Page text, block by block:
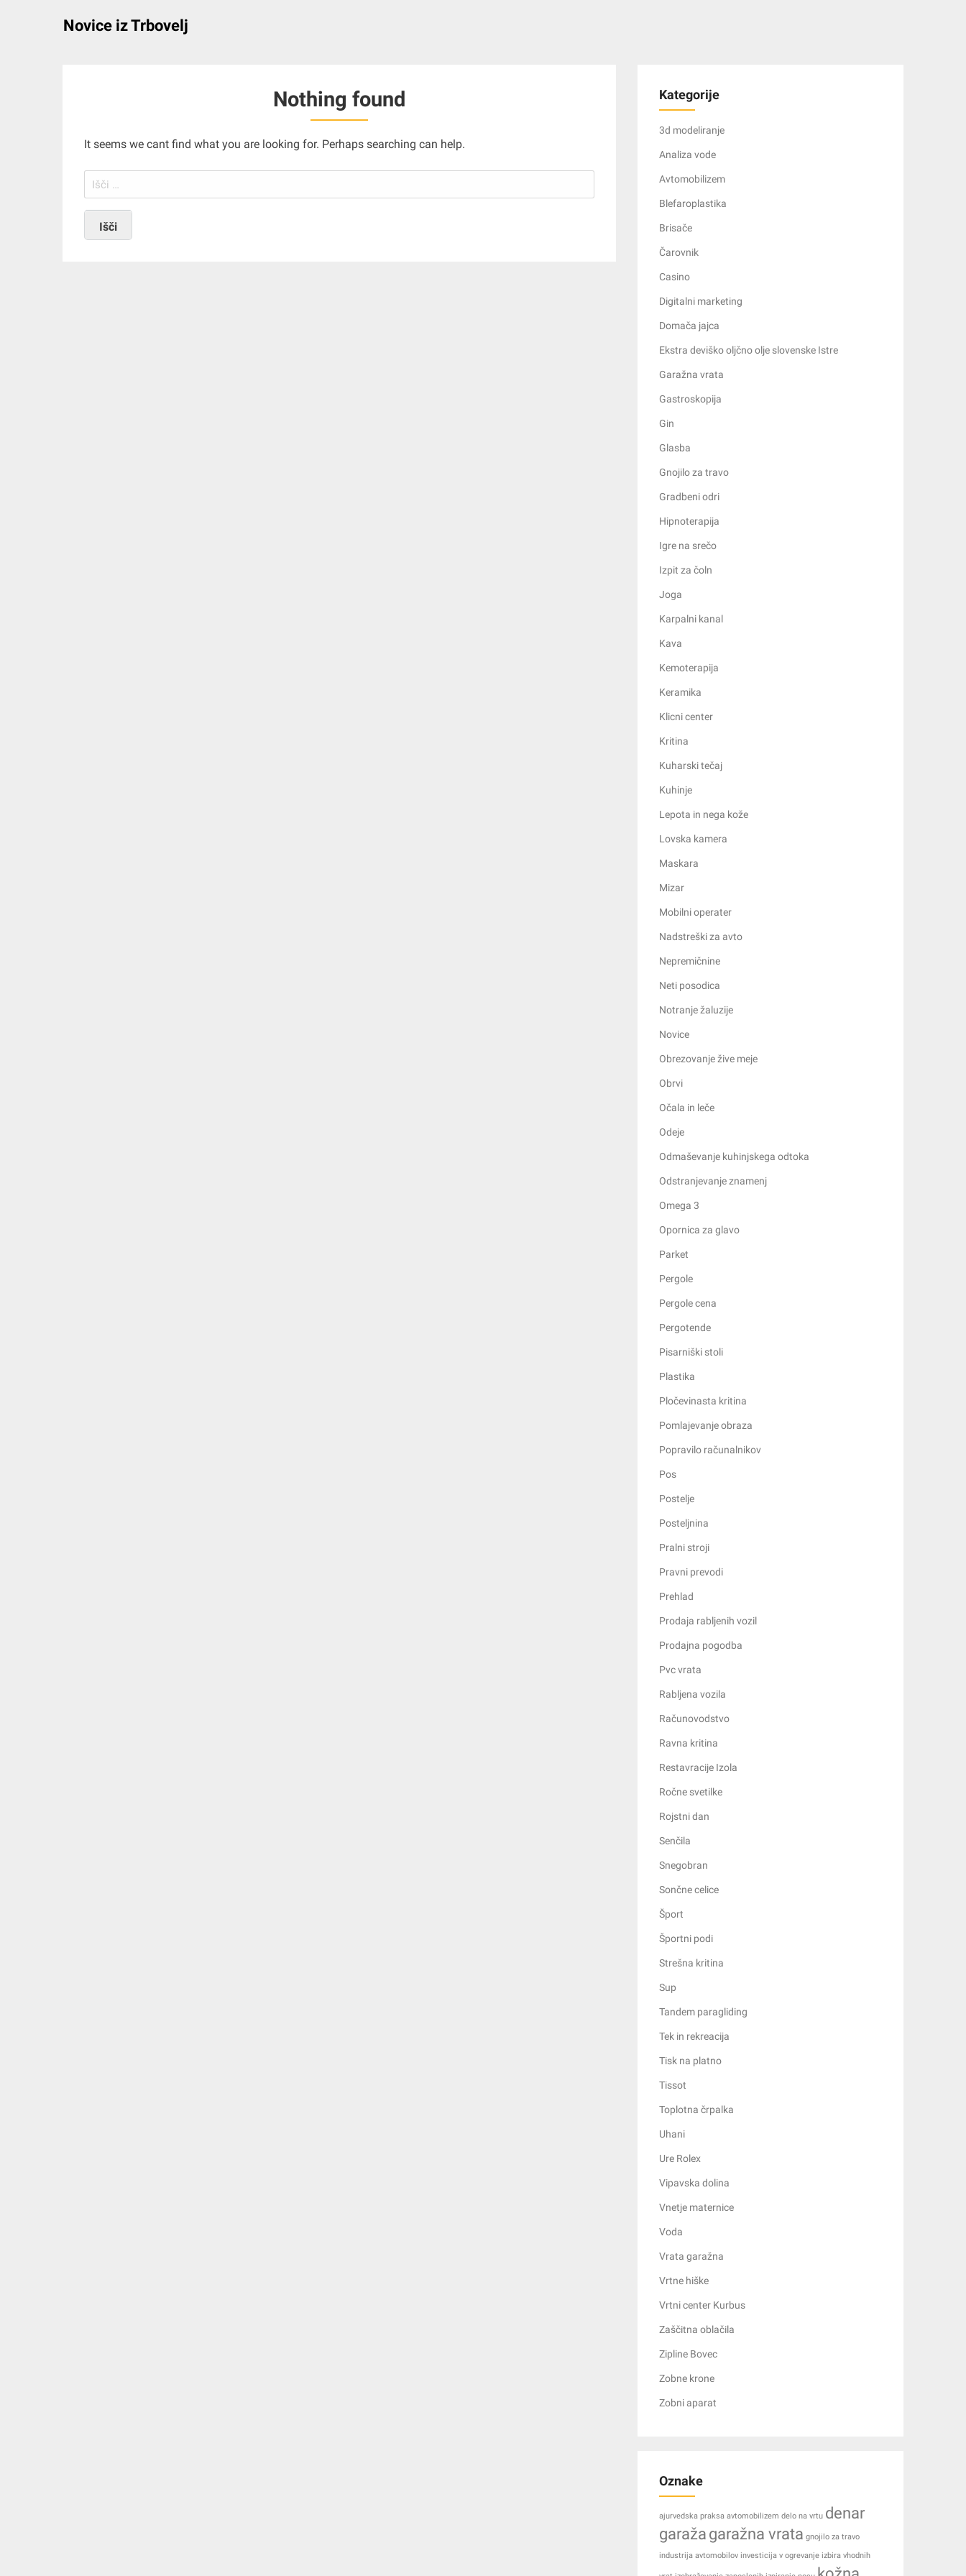
Novice iz Trbovelj
Nothing found
It seems we cant find what you are looking for. Perhaps searching can help.
Išči:
Kategorije
3d modeliranje
Analiza vode
Avtomobilizem
Blefaroplastika
Brisače
Čarovnik
Casino
Digitalni marketing
Domača jajca
Ekstra deviško oljčno olje slovenske Istre
Garažna vrata
Gastroskopija
Gin
Glasba
Gnojilo za travo
Gradbeni odri
Hipnoterapija
Igre na srečo
Izpit za čoln
Joga
Karpalni kanal
Kava
Kemoterapija
Keramika
Klicni center
Kritina
Kuharski tečaj
Kuhinje
Lepota in nega kože
Lovska kamera
Maskara
Mizar
Mobilni operater
Nadstreški za avto
Nepremičnine
Neti posodica
Notranje žaluzije
Novice
Obrezovanje žive meje
Obrvi
Očala in leče
Odeje
Odmaševanje kuhinjskega odtoka
Odstranjevanje znamenj
Omega 3
Opornica za glavo
Parket
Pergole
Pergole cena
Pergotende
Pisarniški stoli
Plastika
Pločevinasta kritina
Pomlajevanje obraza
Popravilo računalnikov
Pos
Postelje
Posteljnina
Pralni stroji
Pravni prevodi
Prehlad
Prodaja rabljenih vozil
Prodajna pogodba
Pvc vrata
Rabljena vozila
Računovodstvo
Ravna kritina
Restavracije Izola
Ročne svetilke
Rojstni dan
Senčila
Snegobran
Sončne celice
Šport
Športni podi
Strešna kritina
Sup
Tandem paragliding
Tek in rekreacija
Tisk na platno
Tissot
Toplotna črpalka
Uhani
Ure Rolex
Vipavska dolina
Vnetje maternice
Voda
Vrata garažna
Vrtne hiške
Vrtni center Kurbus
Zaščitna oblačila
Zipline Bovec
Zobne krone
Zobni aparat
Oznake
ajurvedska praksa avtomobilizem delo na vrtu denar
garaža garažna vrata gnojilo za travo
industrija avtomobilov investicija v ogrevanje izbira vhodnih